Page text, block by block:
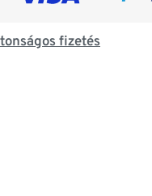
fizetés